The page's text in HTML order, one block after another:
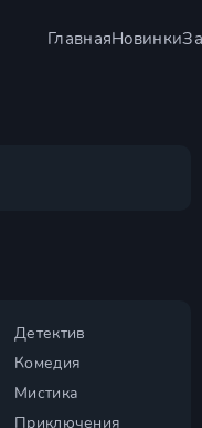
ГлавнаяНовинки
Детектив
Комедия
Мистика
Приключения